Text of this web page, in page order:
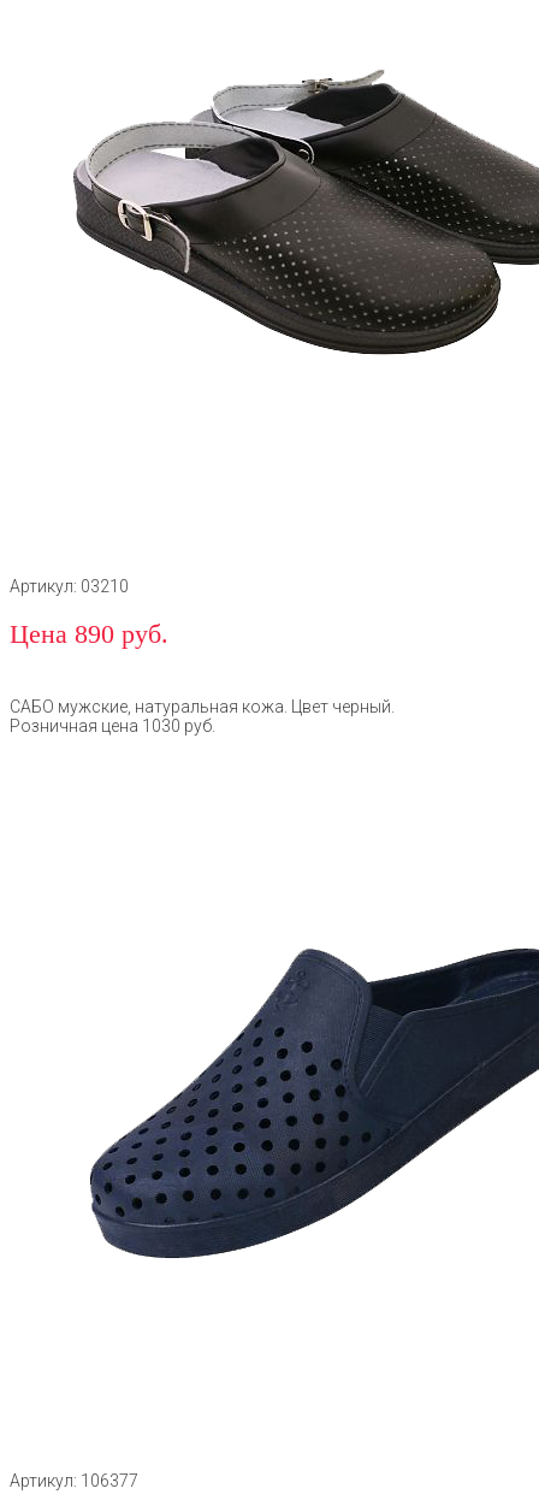
Артикул: 03210
Цена 890 руб.
САБО мужские, натуральная кожа. Цвет черный.
Розничная цена 1030 руб.
Артикул: 106377